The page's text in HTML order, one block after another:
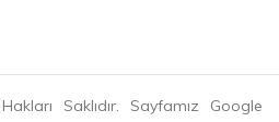
Saklıdır. Sayfamız Google